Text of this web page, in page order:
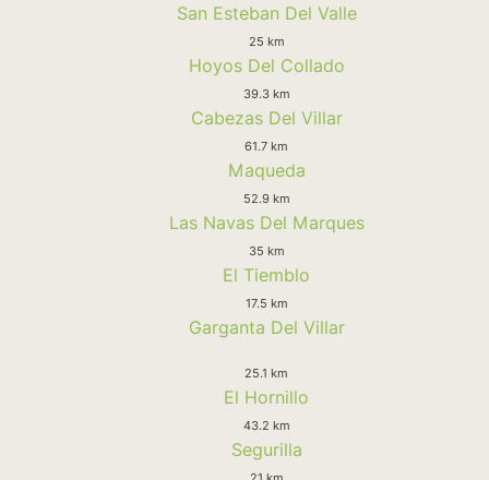
San Esteban Del Valle
25 km
Hoyos Del Collado
39.3 km
Cabezas Del Villar
61.7 km
Maqueda
52.9 km
Las Navas Del Marques
35 km
El Tiemblo
17.5 km
Garganta Del Villar
25.1 km
El Hornillo
43.2 km
Segurilla